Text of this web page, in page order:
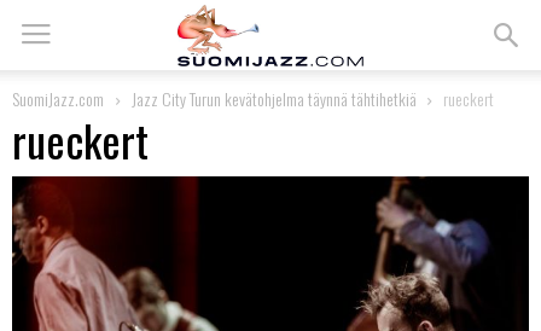
SuomiJazz.com Jazz City Turun kevätohjelma täynnä tähtihetkiä rueckert
rueckert